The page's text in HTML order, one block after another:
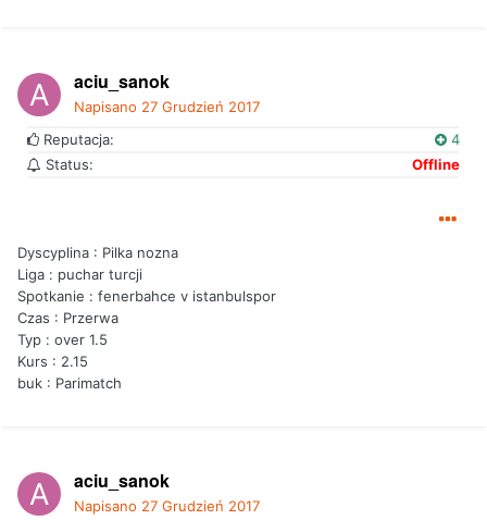
aciu_sanok
Napisano 27 Grudzień 2017
Reputacja:
4
Status:
Offline
Dyscyplina : Pilka nozna
Liga : puchar turcji
Spotkanie : fenerbahce v istanbulspor
Czas : Przerwa
Typ : over 1.5
Kurs : 2.15
buk : Parimatch
aciu_sanok
Napisano 27 Grudzień 2017